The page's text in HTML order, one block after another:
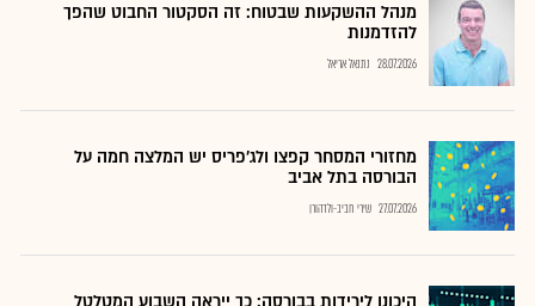
מנהל ההשקעות שבטוח: זה הסקטור החבוט שהפך
להזדמנות
28.07.2026 נתנאל אריאל
מחזורי המסחר קפצו ולג'פריס יש המלצה חמה על
הבורסה בתל אביב
27.07.2026 שירי חביב-ולדהורן